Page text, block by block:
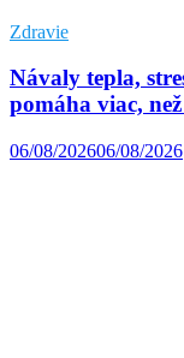
Zdravie
Návaly tepla,
pomáha viac,
06/08/202606/08/2026